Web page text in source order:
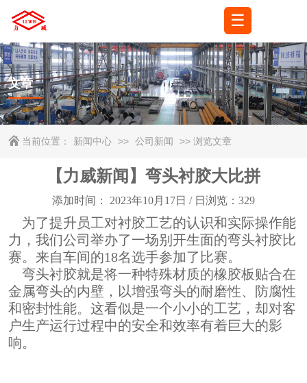
☰
文章
当前位置： 新闻中心 >> 公司新闻 >> 浏览文章
【力威新闻】弯头衬胶大比拼
添加时间： 2023年10月17日 / 日浏览： 329
为了提升员工对衬胶工艺的认识和实际操作能
力，我们公司举办了一场别开生面的弯头衬胶比
赛。来自车间的18名选手参加了比赛。
弯头衬胶就是将一种特殊材质的橡胶板贴合在
金属弯头的内壁，以增强弯头的耐磨性、防腐性
和密封性能。这看似是一个小小的工艺，却对客
户生产运行过程中的安全和效率有着巨大的影
响。